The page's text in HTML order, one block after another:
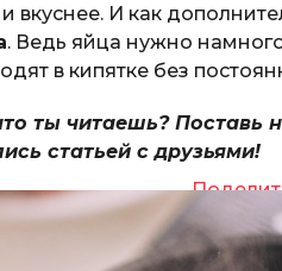
вкуснее. И как
. Ведь яйца нужно
в кипятке без
ты читаешь? Поставь
статьей с друзьями!